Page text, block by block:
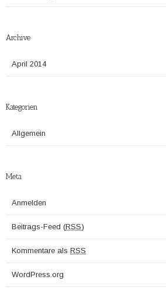
Archive
April 2014
Kategorien
Allgemein
Meta
Anmelden
Beitrags-Feed (RSS)
Kommentare als RSS
WordPress.org